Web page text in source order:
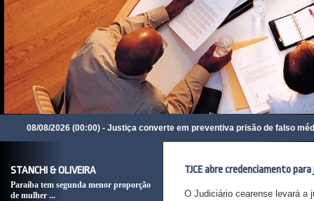
08/08/2026 (00:00) - Justiça converte em preventiva prisão de falso médico
STANCHI & OLIVEIRA
Paraíba tem segunda menor proporção
de mulher ...
TJCE abre credenciamento
O Judiciário cearense levará a